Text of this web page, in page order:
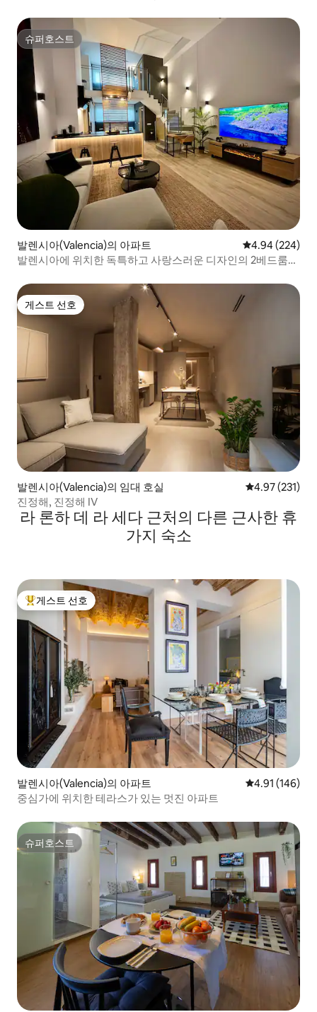
슈퍼호스트
슈퍼호스트
발렌시아(Valencia)의 아파트 평점 4.94점(5
4.94 (224)
발렌시아에 위치한 독특하고 사랑스러운 디자인의 2베드룸
게스트 선호
게스트 선호
발렌시아(Valencia)의 임대 호실 평점 4.97점(5
4.97 (231)
진정해, 진정해 IV
라 론하 데 라 세다 근처의 다른 근사한 휴
가지 숙소
상위 게스트 선호
게스트 선호
발렌시아(Valencia)의 아파트 평점 4.91점(5
4.91 (146)
중심가에 위치한 테라스가 있는 멋진 아파트
슈퍼호스트
슈퍼호스트